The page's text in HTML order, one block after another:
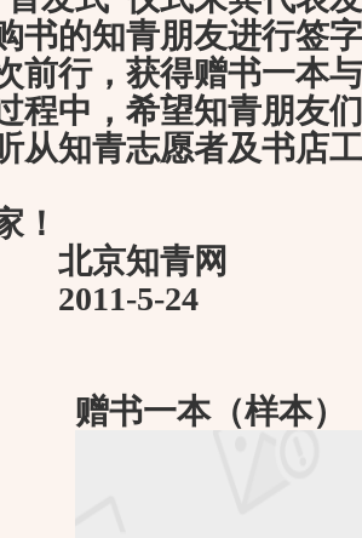
书的知青朋友进行签
前行，获得赠书一本
程中，希望知青朋友
从知青志愿者及书店
！
知青网
5-24
本（样本）